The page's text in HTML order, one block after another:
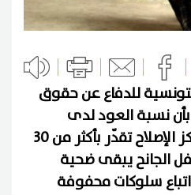
للدفاع عن حقوق
نسبة العود لدى
الأطفال الجانحين بمراكز الإصلاح تقدّر بأكثر من 30
الجانح يبقى ضحية
سلوكات محفوفة